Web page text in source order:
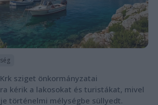
sziget önkormányzatai
kérik a lakosokat és turistákat, mivel
történelmi mélységbe süllyedt.